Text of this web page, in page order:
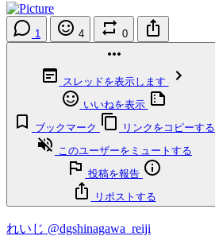
1 4 0
スレッドを表示します
いいねを表示
ブックマーク
リンクをコピーする
このユーザーをミュートする
投稿を報告
リポストする
れいじ @dgshinagawa_reiji